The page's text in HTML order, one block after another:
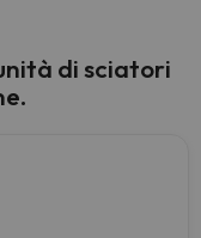
di sciatori